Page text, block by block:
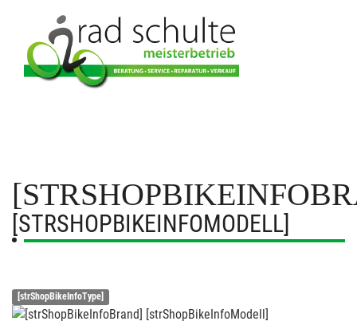
[STRSHOPBIKEINFOMODELL]
[strShopBikeInfoType]